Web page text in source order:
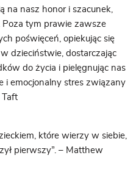
na nasz honor i szacunek,
Poza tym prawie zawsze
poświęceń, opiekując się
dzieciństwie, dostarczając
do życia i pielęgnując nas
i emocjonalny stres związany
Taft
które wierzy w siebie,
pierwszy”. – Matthew